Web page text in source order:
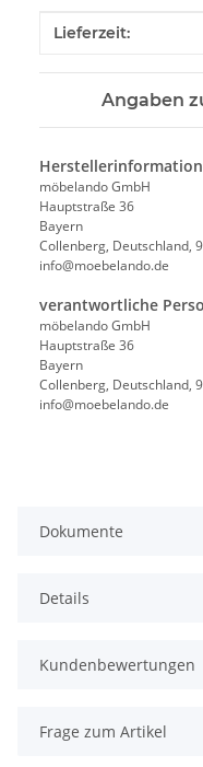
Produkteigenschaft
Wert
Lieferzeit:
Angaben
möbelando GmbH
Hauptstraße 36
Bayern
Collenberg, Deutschland,
info@moebelando.de
verantwortliche
möbelando GmbH
Hauptstraße 36
Bayern
Collenberg, Deutschland,
info@moebelando.de
Dokumente
Details
Kundenbewertungen
Frage zum Artikel